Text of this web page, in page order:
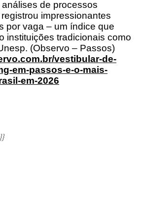
de processos
impressionantes
por vaga – um índice que
instituições tradicionais como
(Observo – Passos)
vestibular-de-
em-passos-e-o-mais-
em-2026